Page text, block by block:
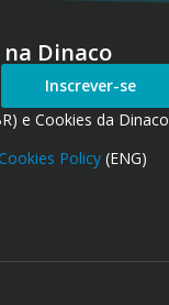
Dinaco
Inscrever-se
e Cookies da Dinaco
Policy(ENG)